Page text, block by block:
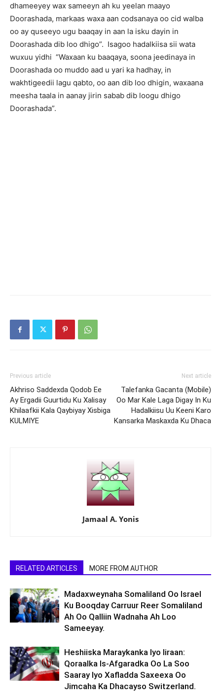
dhameeyey wax sameeyn ah ku yeelan maayo
Doorashada, markaas waxa aan codsanaya oo cid walba
oo ay quseeyo ugu baaqay in aan la isku dayin in
Doorashada dib loo dhigo”. Isagoo hadalkiisa sii wata
wuxuu yidhi “Waxaan ku baaqaya, soona jeedinaya in
Doorashada oo muddo aad u yari ka hadhay, in
wakhtigeedii lagu qabto, oo aan dib loo dhigin, waxaana
meesha taala in aanay jirin sabab dib loogu dhigo
Doorashada”.
Previous article
Akhriso Saddexda Qodob Ee
Ay Ergadii Guurtidu Ku Xalisay
Khilaafkii Kala Qaybiyay Xisbiga
KULMIYE
Next article
Talefanka Gacanta (Mobile)
Oo Mar Kale Laga Digay In Ku
Hadalkiisu Uu Keeni Karo
Kansarka Maskaxda Ku Dhaca
Jamaal A. Yonis
RELATED ARTICLES MORE FROM AUTHOR
Madaxweynaha Somaliland Oo Israel
Ku Booqday Carruur Reer Somaliland
Ah Oo Qalliin Wadnaha Ah Loo
Sameeyay.
Heshiiska Maraykanka Iyo Iiraan:
Qoraalka Is-Afgaradka Oo La Soo
Saaray Iyo Xafladda Saxeexa Oo
Jimcaha Ka Dhacayso Switzerland.